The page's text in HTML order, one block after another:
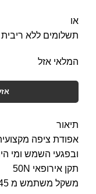
או
תשלומים ללא ריבית
המלאי אזל
תיאור
אפודת ציפה
ובפגעי השמש ומי הים עם 3 רצועות חיזוק
תקן אירופאי 50N
משקל משתמש מ 15-45 ק"ג